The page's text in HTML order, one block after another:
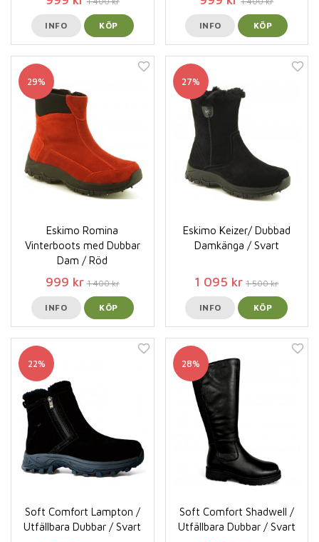
INFO KÖP INFO KÖP
29%
Eskimo Romina
Vinterboots med Dubbar
Dam / Röd
999 kr 1 400 kr
INFO KÖP
27%
Eskimo Keizer/ Dubbad
Damkänga / Svart
1 095 kr 1 500 kr
INFO KÖP
22%
Soft Comfort Lampton /
Utfällbara Dubbar / Svart
28%
Soft Comfort Shadwell /
Utfällbara Dubbar / Svart